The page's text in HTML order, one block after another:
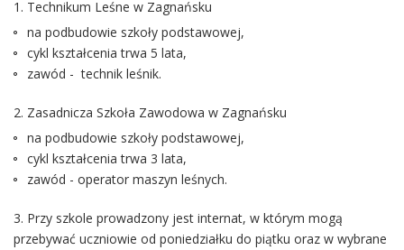
1. Technikum Leśne w Zagnańsku
na podbudowie szkoły podstawowej,
cykl kształcenia trwa 5 lata,
zawód - technik leśnik.
2. Zasadnicza Szkoła Zawodowa w Zagnańsku
na podbudowie szkoły podstawowej,
cykl kształcenia trwa 3 lata,
zawód - operator maszyn leśnych.
3. Przy szkole prowadzony jest internat, w którym mogą
przebywać uczniowie od poniedziałku do piątku oraz w wybrane